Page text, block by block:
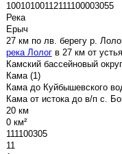
10010100112111100003055
Река
Ерыч
27 км по лв. берегу р.
река Лологв 27 км от устья
Камский бассейновый
Кама (1)
Кама до Куйбышевского
Кама от истока до в/п с.
20 км
0 км²
111100305
11